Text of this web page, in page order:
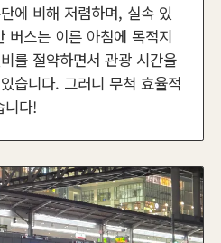
에 비해 저렴하며, 실속 있
버스는 이른 아침에 목적지
를 절약하면서 관광 시간을
습니다. 그러니 무척 효율적
니다!